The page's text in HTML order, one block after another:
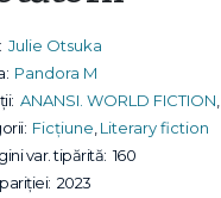
Julie Otsuka
Pandora M
ANANSI. WORLD FICTION
Ficțiune Literary fiction
var. tipărită: 160
2023